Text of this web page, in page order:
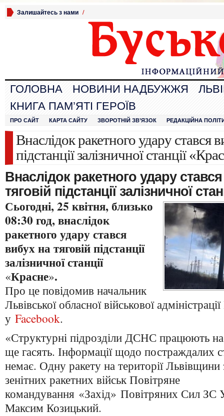
Залишайтесь з нами /
ГОЛОВНА НОВИНИ НАДБУЖЖЯ
КНИГА ПАМ’ЯТІ ГЕРОЇВ
ПРО САЙТ КАРТА САЙТУ ЗВОРОТНІЙ ЗВ’ЯЗОК РЕДАКЦІЙНА
Внаслідок ракетного удару стався
підстанції залізничної станції
Внаслідок ракетного удару
тяговій підстанції залізничної
Сьогодні, 25 квітня, близько
08:30 год, внаслідок
ракетного удару стався
вибух на тяговій підстанції
залізничної станції
«Красне».
Про це повідомив начальник
Львівської обласної військової
у Facebook.
«Структурні підрозділи ДСНС працюють
ще гасять. Інформації щодо постраждалих
немає. Одну ракету на території
зенітних ракетних військ Повітряне
командування «Захід» Повітряних Сил ЗС
Максим Козицький.